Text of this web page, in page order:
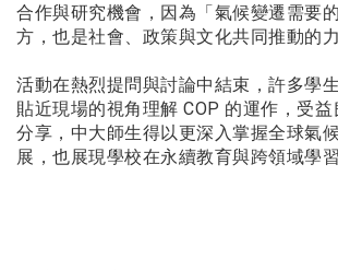
合作與研究機會，因為「氣候變遷需要
方，也是社會、政策與文化共同推動的力
活動在熱烈提問與討論中結束，許多學
貼近現場的視角理解 COP 的運作，受
分享，中大師生得以更深入掌握全球氣
展，也展現學校在永續教育與跨領域學